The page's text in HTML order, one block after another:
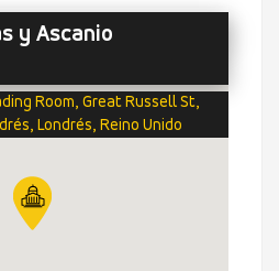
y Ascanio
Room, Great Russell St,
Londrés, Reino Unido